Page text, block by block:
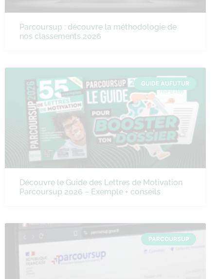
Parcoursup : découvre la méthodologie de
nos classements 2026
GUIDE AUFUTUR
Découvre le Guide des Lettres de Motivation
Parcoursup 2026 – Exemple + conseils
PARCOURSUP